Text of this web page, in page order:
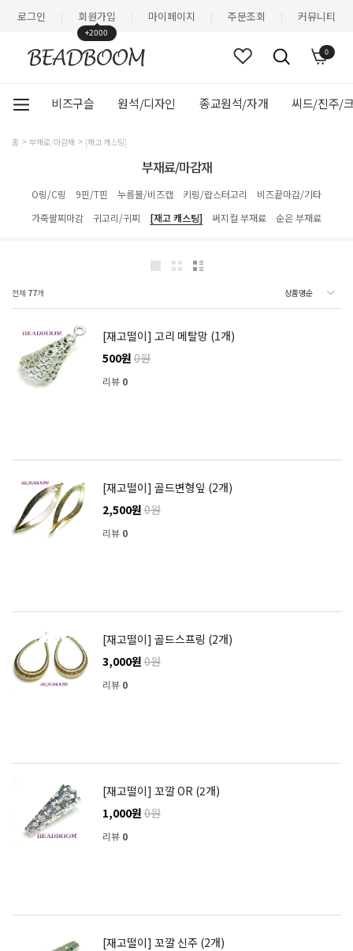
로그인 회원가입
+2000
마이페이지 주문조회 커뮤니티
0
비즈구슬 원석/디자인 종교원석/자개 씨드/진주/
홈 부재료/마감재 [재고 캐스팅]
부재료/마감재
O링/C링 9핀/T핀 누름볼/비즈캡 키링/랍스터고리
비즈끝마감/기타
가죽팔찌마감
귀고리/귀찌 [재고 캐스팅] 써지컬 부재료 순은 부재료
전체 77개
[재고떨이] 고리 메탈망 (1개)
500원 0원
리뷰 0
[재고떨이] 골드변형잎 (2개)
2,500원 0원
리뷰 0
[재고떨이] 골드스프링 (2개)
3,000원 0원
리뷰 0
[재고떨이] 꼬깔 OR (2개)
1,000원 0원
리뷰 0
[재고떨이] 꼬깔 신주 (2개)